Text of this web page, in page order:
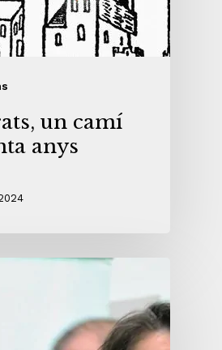
un camí
anys